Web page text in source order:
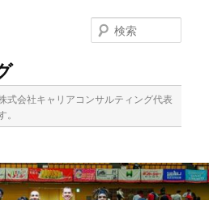
式会社キャリアコンサルティング代表
索